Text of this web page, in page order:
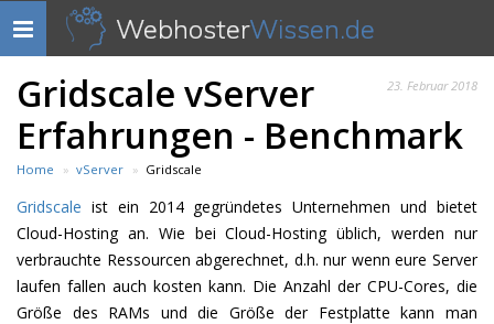
Navigation
anzeigen
WebhosterWissen.de
23. Februar 2018
Gridscale vServer
Erfahrungen - Benchmark
Home vServer Gridscale
Gridscale ist ein 2014 gegründetes Unternehmen und bietet
Cloud-Hosting an. Wie bei Cloud-Hosting üblich, werden nur
verbrauchte Ressourcen abgerechnet, d.h. nur wenn eure Server
laufen fallen auch kosten kann. Die Anzahl der CPU-Cores, die
Größe des RAMs und die Größe der Festplatte kann man